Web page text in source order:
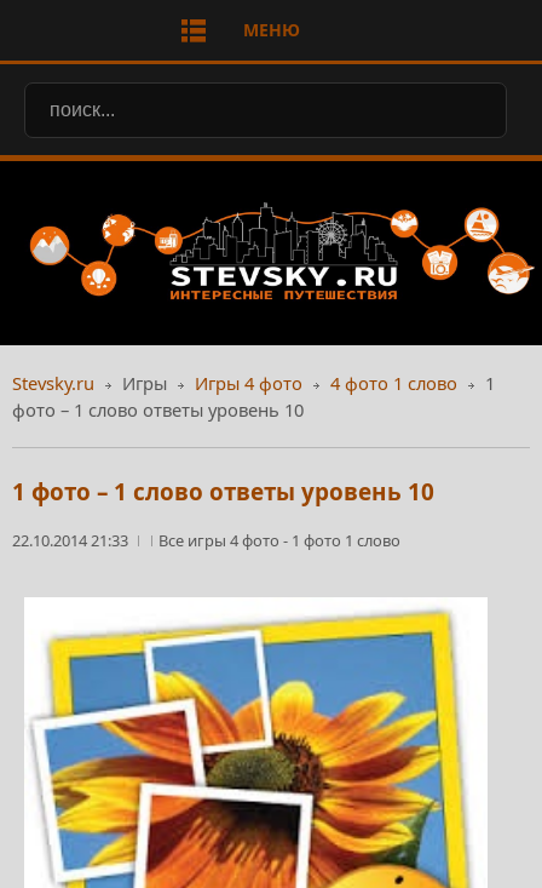
МЕНЮ
Stevsky.ru Игры Игры 4 фото 4 фото 1 слово
1
фото – 1 слово ответы уровень 10
1 фото – 1 слово ответы уровень 10
22.10.2014 21:33 Все игры 4 фото - 1 фото 1 слово